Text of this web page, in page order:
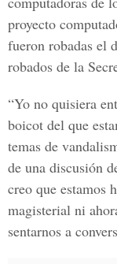
proyecto
fueron robadas el
robados de la
“Yo no quisiera
boicot del que
temas de
de una discusión
creo que estamos
magisterial ni
sentarnos a